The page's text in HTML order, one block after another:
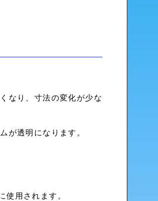
なり、寸法の変化が少な
が透明になります。
使用されます。